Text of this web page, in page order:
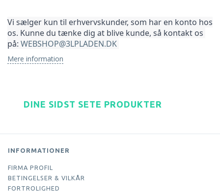
Vi sælger kun til erhvervskunder, som har en konto hos
os. Kunne du tænke dig at blive kunde, så kontakt os
på: WEBSHOP@3LPLADEN.DK
Mere information
DINE SIDST SETE PRODUKTER
INFORMATIONER
FIRMA PROFIL
BETINGELSER & VILKÅR
FORTROLIGHED